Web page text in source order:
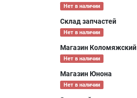
Нет в наличии
Склад запчастей
Нет в наличии
Магазин Коломяжский
Нет в наличии
Магазин Юнона
Нет в наличии